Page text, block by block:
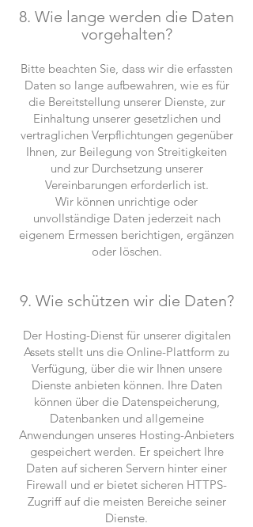
8. Wie lange werden die Daten
vorgehalten?
Bitte beachten Sie, dass wir die erfassten
Daten so lange aufbewahren, wie es für
die Bereitstellung unserer Dienste, zur
Einhaltung unserer gesetzlichen und
vertraglichen Verpflichtungen gegenüber
Ihnen, zur Beilegung von Streitigkeiten
und zur Durchsetzung unserer
Vereinbarungen erforderlich ist.
Wir können unrichtige oder
unvollständige Daten jederzeit nach
eigenem Ermessen berichtigen, ergänzen
oder löschen.
9. Wie schützen wir die Daten?
Der Hosting-Dienst für unserer digitalen
Assets stellt uns die Online-Plattform zu
Verfügung, über die wir Ihnen unsere
Dienste anbieten können. Ihre Daten
können über die Datenspeicherung,
Datenbanken und allgemeine
Anwendungen unseres Hosting-Anbieters
gespeichert werden. Er speichert Ihre
Daten auf sicheren Servern hinter einer
Firewall und er bietet sicheren HTTPS-
Zugriff auf die meisten Bereiche seiner
Dienste.